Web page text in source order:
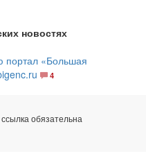
новостях
портал «Большая
4
обязательна